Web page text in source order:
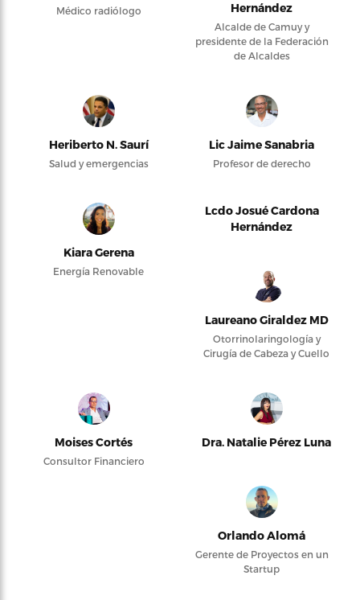
Médico radiólogo
Hernández
Alcalde de Camuy y
presidente de la Federación
de Alcaldes
Heriberto N. Saurí
Salud y emergencias
Lic Jaime Sanabria
Profesor de derecho
Kiara Gerena
Energía Renovable
Lcdo Josué Cardona
Hernández
Laureano Giraldez MD
Otorrinolaringología y
Cirugía de Cabeza y Cuello
Moises Cortés
Consultor Financiero
Dra. Natalie Pérez Luna
Orlando Alomá
Gerente de Proyectos en un
Startup